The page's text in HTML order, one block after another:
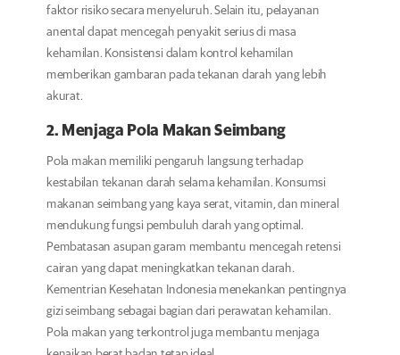
faktor risiko secara menyeluruh. Selain itu, pelayanan
anental dapat mencegah penyakit serius di masa
kehamilan. Konsistensi dalam kontrol kehamilan
memberikan gambaran pada tekanan darah yang lebih
akurat.
2. Menjaga Pola Makan Seimbang
Pola makan memiliki pengaruh langsung terhadap
kestabilan tekanan darah selama kehamilan. Konsumsi
makanan seimbang yang kaya serat, vitamin, dan mineral
mendukung fungsi pembuluh darah yang optimal.
Pembatasan asupan garam membantu mencegah retensi
cairan yang dapat meningkatkan tekanan darah.
Kementrian Kesehatan Indonesia menekankan pentingnya
gizi seimbang sebagai bagian dari perawatan kehamilan.
Pola makan yang terkontrol juga membantu menjaga